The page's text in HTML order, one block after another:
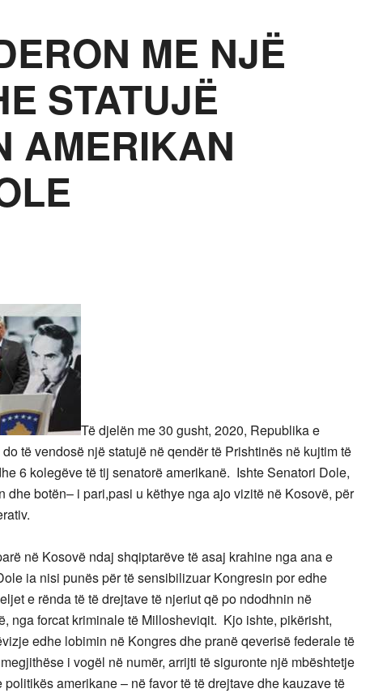
ME NJË
STATUJË
AMERIKAN
Të djelën me 30 gusht, 2020, Republika e
të vendosë një statujë në qendër të Prishtinës në kujtim të
6 kolegëve të tij senatorë amerikanë. Ishte Senatori Dole,
botën– i pari,pasi u këthye nga ajo vizitë në Kosovë, për
në Kosovë ndaj shqiptarëve të asaj krahine nga ana e
ia nisi punës për të sensibilizuar Kongresin por edhe
e rënda të të drejtave të njeriut që po ndodhnin në
nga forcat kriminale të Millosheviqit. Kjo ishte, pikërisht,
edhe lobimin në Kongres dhe pranë qeverisë federale të
i vogël në numër, arrijti të siguronte një mbështetje
amerikane – në favor të të drejtave dhe kauzave të